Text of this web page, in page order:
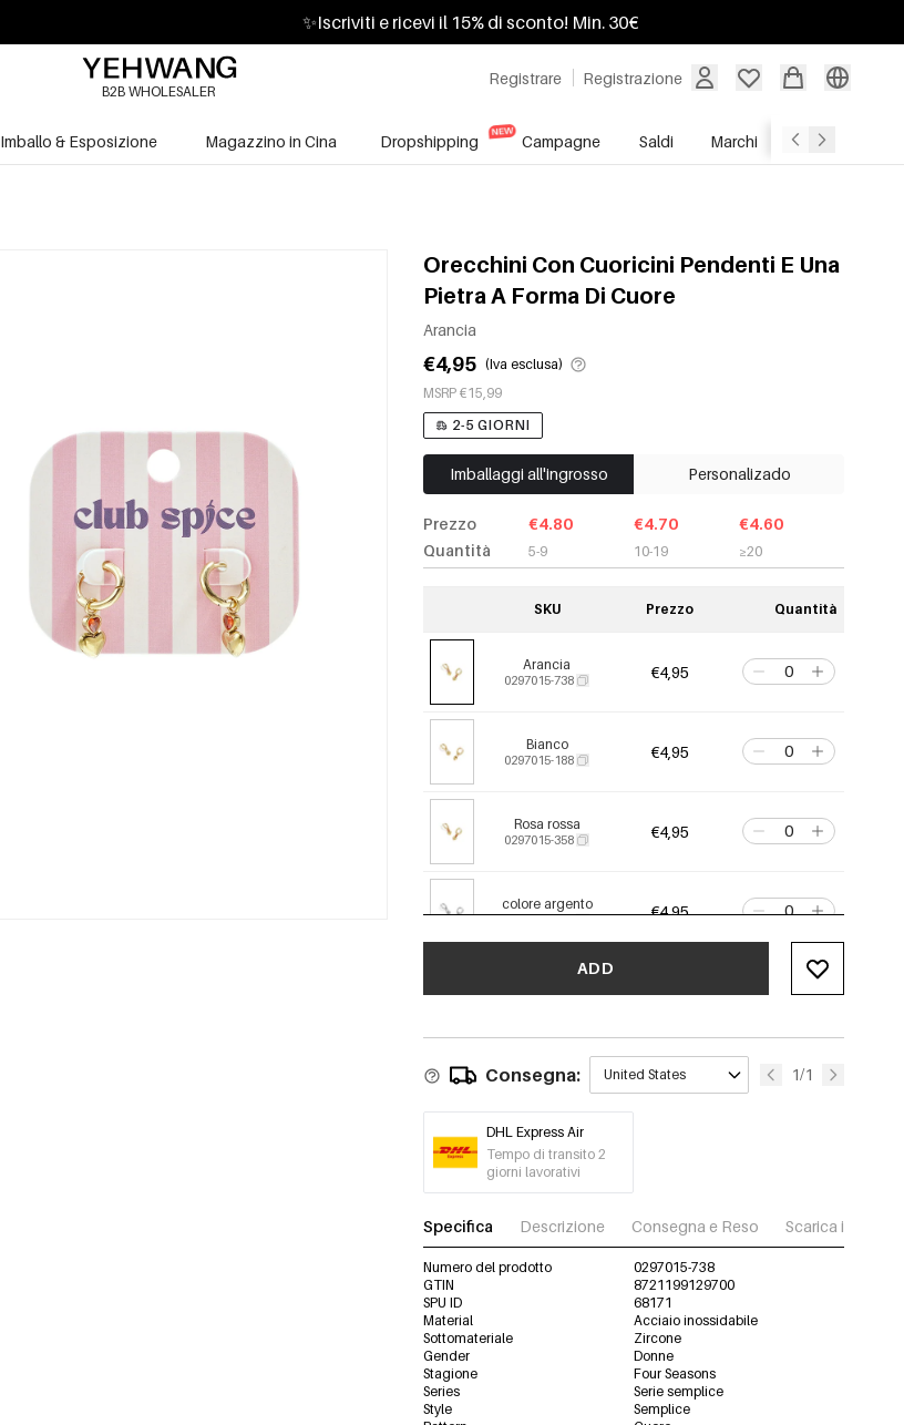
✨Iscriviti e ricevi il 15% di sconto! Min. 30€
Registrare Registrazione
B2B WHOLESALER
Imballo & Esposizione Magazzino in Cina Dropshipping Campagne Saldi Marchi Servizio
Orecchini Con Cuoricini Pendenti E Una
Pietra A Forma Di Cuore
Arancia
€4,95 (Iva esclusa)
MSRP €15,99
2-5 GIORNI
Imballaggi all'ingrosso Personalizado
Prezzo
Quantità
€4.80
5-9
€4.70
10-19
€4.60
≥20
SKU Prezzo Quantità
Arancia
0297015-738 €4,95
Bianco
0297015-188 €4,95
Rosa rossa
0297015-358 €4,95
colore argento
0297015-118 €4,95
ADD
Consegna: United States 1/1
DHL Express Air
Tempo di transito 2
giorni lavorativi
Specifica Descrizione Consegna e Reso Scarica immagini
Numero del prodotto
0297015-738
GTIN
8721199129700
SPU ID
68171
Material
Acciaio inossidabile
Sottomateriale
Zircone
Gender
Donne
Stagione
Four Seasons
Series
Serie semplice
Style
Semplice